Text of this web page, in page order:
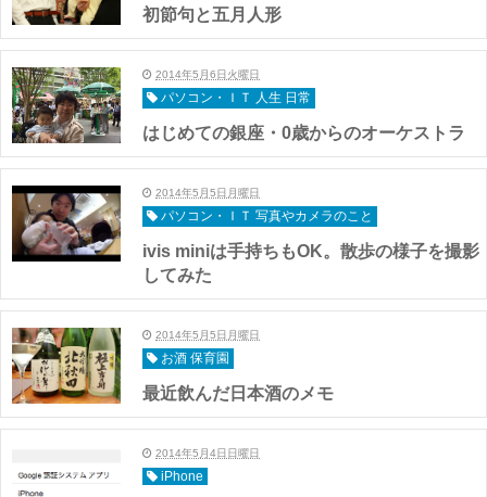
初節句と五月人形
2014年5月6日火曜日
パソコン・ＩＴ 人生 日常
はじめての銀座・0歳からのオーケストラ
2014年5月5日月曜日
パソコン・ＩＴ 写真やカメラのこと
ivis miniは手持ちもOK。散歩の様子を撮影
してみた
2014年5月5日月曜日
お酒 保育園
最近飲んだ日本酒のメモ
2014年5月4日日曜日
iPhone